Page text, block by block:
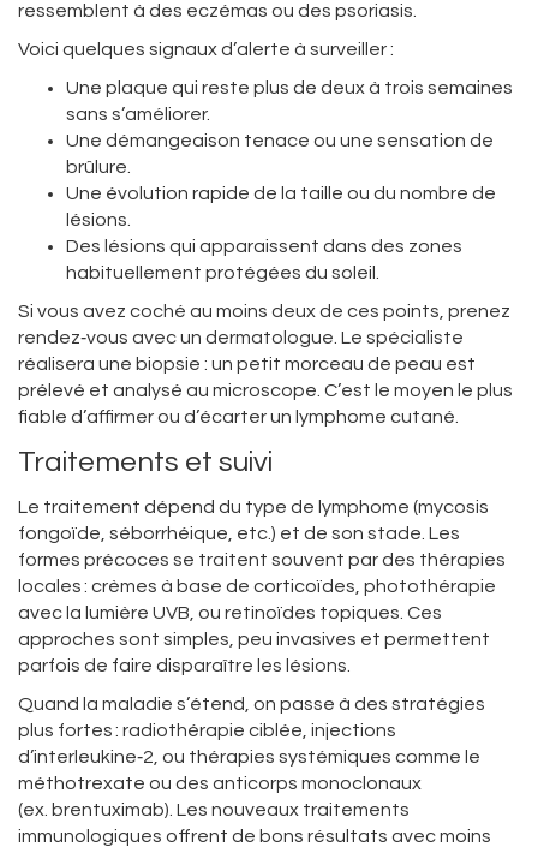
ressemblent à des eczémas ou des psoriasis.
Voici quelques signaux d’alerte à surveiller :
Une plaque qui reste plus de deux à trois semaines
sans s’améliorer.
Une démangeaison tenace ou une sensation de
brûlure.
Une évolution rapide de la taille ou du nombre de
lésions.
Des lésions qui apparaissent dans des zones
habituellement protégées du soleil.
Si vous avez coché au moins deux de ces points, prenez
rendez‑vous avec un dermatologue. Le spécialiste
réalisera une biopsie : un petit morceau de peau est
prélevé et analysé au microscope. C’est le moyen le plus
fiable d’affirmer ou d’écarter un lymphome cutané.
Traitements et suivi
Le traitement dépend du type de lymphome (mycosis
fongoïde, séborrhéique, etc.) et de son stade. Les
formes précoces se traitent souvent par des thérapies
locales : crèmes à base de corticoïdes, photothérapie
avec la lumière UVB, ou retinoïdes topiques. Ces
approches sont simples, peu invasives et permettent
parfois de faire disparaître les lésions.
Quand la maladie s’étend, on passe à des stratégies
plus fortes : radiothérapie ciblée, injections
d’interleukine‑2, ou thérapies systémiques comme le
méthotrexate ou des anticorps monoclonaux
(ex. brentuximab). Les nouveaux traitements
immunologiques offrent de bons résultats avec moins